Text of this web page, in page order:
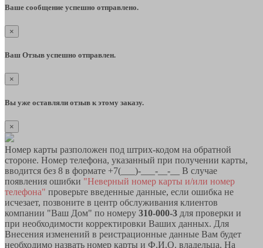
Ваше сообщение успешно отправлено.
×
Ваш Отзыв успешно отправлен.
×
Вы уже оставляли отзыв к этому заказу.
×
Номер карты разположен под штрих-кодом на обратной
стороне. Номер телефона, указанный при получении карты,
вводится без 8 в формате +7(___)-___-__-__ В случае
появления ошибки "Неверный номер карты и/или номер
телефона" проверьте введенные данные, если ошибка не
исчезает, позвоните в центр обслуживания клиентов
компании "Ваш Дом" по номеру 310-000-3 для проверки и
при необходимости корректировки Ваших данных. Для
Внесения изменений в реистрационные данные Вам будет
необходимо назвать номер карты и Ф.И.О. владельца. На